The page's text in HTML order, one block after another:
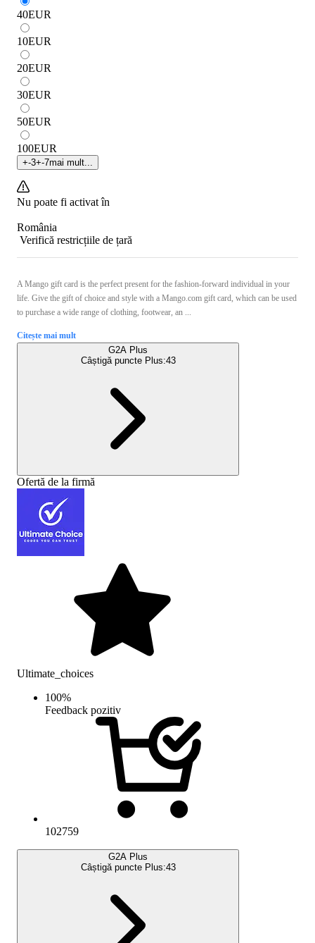
40EUR
10EUR
20EUR
30EUR
50EUR
100EUR
+-3+-7mai mult...
Nu poate fi activat în
România
Verifică restricțiile de țară
A Mango gift card is the perfect present for the fashion-forward individual in your
life. Give the gift of choice and style with a Mango.com gift card, which can be used
to purchase a wide range of clothing, footwear, an ...
Citește mai mult
G2A Plus
Câștigă puncte Plus:43
Ofertă de la firmă
Ultimate_choices
100%
Feedback pozitiv
102759
G2A Plus
Câștigă puncte Plus:43